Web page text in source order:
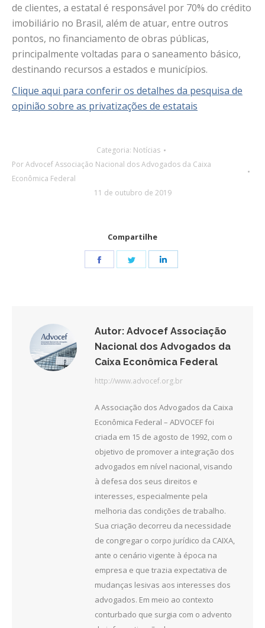
de clientes, a estatal é responsável por 70% do crédito
imobiliário no Brasil, além de atuar, entre outros
pontos, no financiamento de obras públicas,
principalmente voltadas para o saneamento básico,
destinando recursos a estados e municípios.
Clique aqui para conferir os detalhes da pesquisa de
opinião sobre as privatizações de estatais
Categoria: Notícias
PorAdvocef Associação Nacional dos Advogados da Caixa
Econômica Federal
11 de outubro de 2019
Compartilhe
Share
Share
Autor: Advocef Associação
Nacional dos Advogados da
Caixa Econômica Federal
http://www.advocef.org.br
A Associação dos Advogados da Caixa
Econômica Federal – ADVOCEF foi
criada em 15 de agosto de 1992, com o
objetivo de promover a integração dos
advogados em nível nacional, visando
à defesa dos seus direitos e
interesses, especialmente pela
melhoria das condições de trabalho.
Sua criação decorreu da necessidade
de congregar o corpo jurídico da CAIXA,
ante o cenário vigente à época na
empresa e que trazia expectativa de
mudanças lesivas aos interesses dos
advogados. Em meio ao contexto
conturbado que surgia com o advento